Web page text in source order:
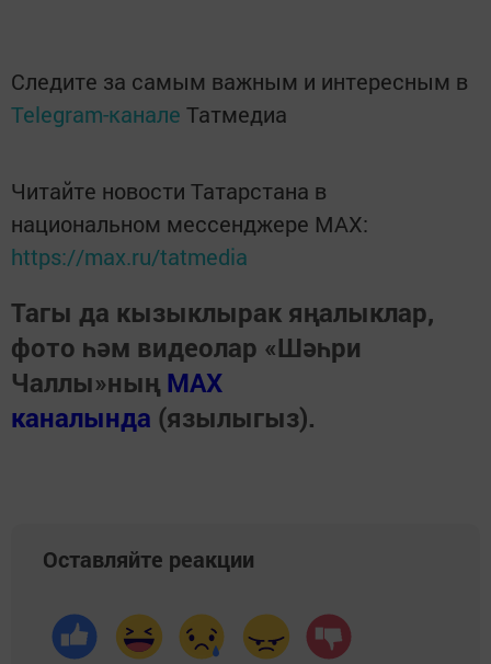
Следите за самым важным и интересным в
Telegram-канале Татмедиа
Читайте новости Татарстана в
национальном мессенджере MАХ:
https://max.ru/tatmedia
Тагы да кызыклырак яңалыклар,
фото һәм видеолар «Шәһри
Чаллы»ның MAX
каналында (язылыгыз).
Оставляйте реакции